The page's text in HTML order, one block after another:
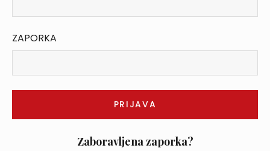
ZAPORKA
Zaboravljena zaporka?